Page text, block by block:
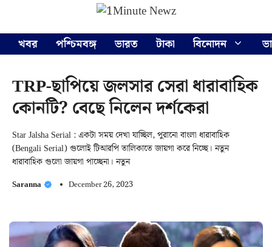
content
খবর
পশ্চিমবঙ্গ ভারত টাকা বিনোদন
TRP-ছাপিয়ে জলসার সেরা ধারাবাহিক
কোনটি? বেছে নিলেন দর্শকেরা
Star Jalsha Serial : একটা সময় দেখা যাচ্ছিল, পুরানো বাংলা ধারাবাহিক
(Bengali Serial) গুলোই টিআরপি তালিকাতে জায়গা করে নিচ্ছে। নতুন
ধারাবাহিক গুলো জায়গা পাচ্ছেনা। নতুন
Saranna December 26, 2023